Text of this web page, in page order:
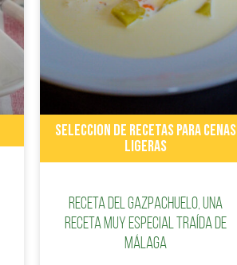
SELECCION DE RECETAS PARA CENAS
LIGERAS
Receta del gazpachuelo, una
receta muy especial traída de
Málaga